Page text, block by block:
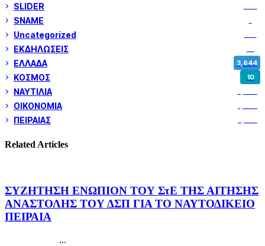
SLIDER
SNAME
Uncategorized
ΕΚΔΗΛΩΣΕΙΣ
ΕΛΛΑΔΑ 3,644
ΚΟΣΜΟΣ 10
ΝΑΥΤΙΛΙΑ
ΟΙΚΟΝΟΜΙΑ
ΠΕΙΡΑΙΑΣ
Related Articles
ΣΥΖΗΤΗΣΗ ΕΝΩΠΙΟΝ ΤΟΥ ΣτΕ ΤΗΣ ΑΙΤΗΣΗΣ
ΑΝΑΣΤΟΛΗΣ ΤΟΥ ΔΣΠ ΓΙΑ ΤΟ ΝΑΥΤΟΔΙΚΕΙΟ
ΠΕΙΡΑΙΑ
...